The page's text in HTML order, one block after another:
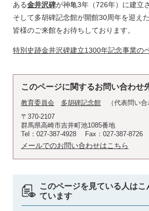
ある金井沢碑が神亀3年（726年）に建立
そして多胡碑記念館が開館30周年を迎え
皆様のご来館をお待ちしております。
特別史跡金井沢碑建立1300年記念事業の
このページに関するお問い合わせ
教育委員会 多胡碑記念館
代表問い合
〒370-2107
群馬県高崎市吉井町池1085番地
Tel：027-387-4928
Fax：027-387-8726
メールでのお問い合わせはこちら
このページを見ている人はこ
ています